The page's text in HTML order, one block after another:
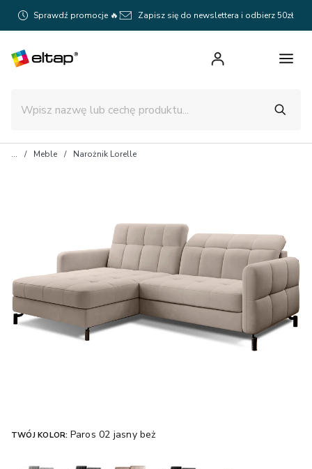
Sprawdź promocje 🔥 Zapisz się do newslettera i odbierz 50zł
Meble Narożnik Lorelle
TWÓJ KOLOR: Paros 02 jasny beż